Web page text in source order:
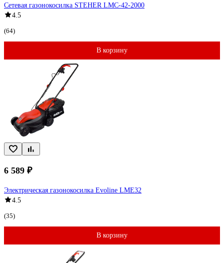
Сетевая газонокосилка STEHER LMC-42-2000
4.5
(64)
В корзину
6 589 ₽
Электрическая газонокосилка Evoline LME32
4.5
(35)
В корзину